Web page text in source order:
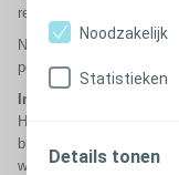
Noodzakelijk
Statistieken
Details tonen
rechtsvorderingen.
Na afloop van de
persoonsgegevens
Internationale
Het is mogelijk dat
buiten de Europese
wij ervoor dat passende